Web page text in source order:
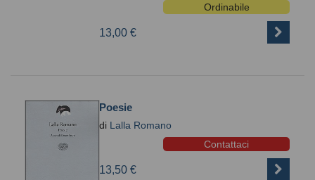
Ordinabile
13,00 €
Poesie
di Lalla Romano
Contattaci
13,50 €